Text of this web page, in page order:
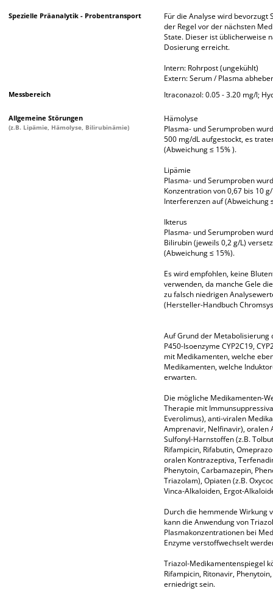
Spezielle Präanalytik - Probentransport
Für die Analyse wird
der Regel vor der nächsten
State. Dieser ist üblicherweise
Dosierung erreicht.
Intern: Rohrpost (ungekühlt)
Extern: Serum / Plasma
Messbereich Itraconazol: 0.05 - 3.20 mg/l;
Allgemeine Störungen
(z.B. Lipämie, Hämolyse, Bilirubinämie)
Hämolyse
Plasma- und Serumproben
500 mg/dL aufgestockt, es
(Abweichung ≤ 15% ).
Lipämie
Plasma- und Serumproben
Konzentration von 0,67 bis 10
Interferenzen auf (Abweichung
Ikterus
Plasma- und Serumproben
Bilirubin (jeweils 0,2 g/L)
(Abweichung ≤ 15%).
Es wird empfohlen, keine
verwenden, da manche Gele
zu falsch niedrigen
(Hersteller-Handbuch
Auf Grund der Metabolisierung
P450-Isoenzyme CYP2C19,
mit Medikamenten, welche
Medikamenten, welche
erwarten.
Die mögliche Medikamenten-
Therapie mit
Everolimus), anti-viralen
Amprenavir, Nelfinavir), oralen
Sulfonyl-Harnstoffen (z.B.
Rifampicin, Rifabutin,
oralen Kontrazeptiva,
Phenytoin, Carbamazepin,
Triazolam), Opiaten (z.B.
Vinca-Alkaloiden, Ergot-
Durch die hemmende Wirkung
kann die Anwendung von
Plasmakonzentrationen bei
Enzyme verstoffwechselt
Triazol-Medikamentenspiegel
Rifampicin, Ritonavir,
erniedrigt sein.